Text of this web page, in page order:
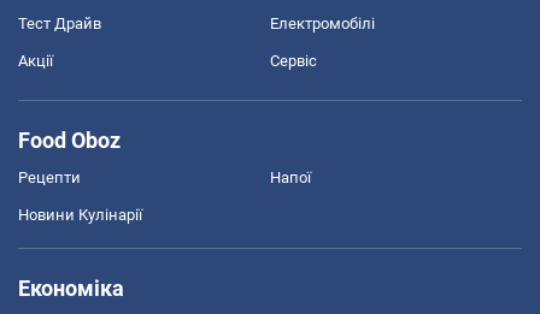
Тест Драйв Електромобілі
Акції Сервіс
Food Oboz
Рецепти Напої
Новини Кулінарії
Економіка